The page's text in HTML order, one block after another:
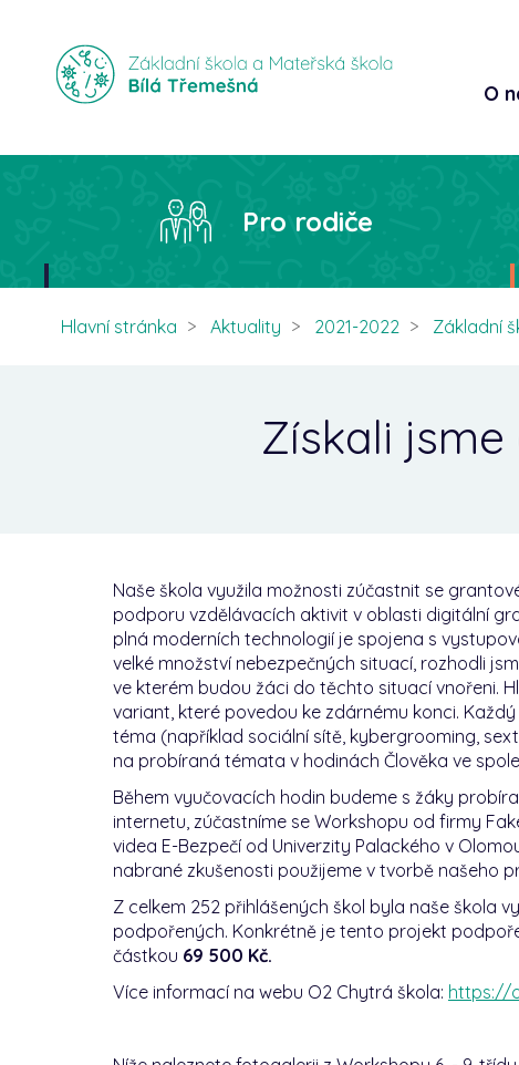
O
Pro rodiče
Hlavní stránka Aktuality 2021-2022 Základní
Získali
Naše škola využila možnosti zúčastnit se
podporu vzdělávacích aktivit v oblasti digitální
plná moderních technologií je spojena s
velké množství nebezpečných situací, rozhodli
ve kterém budou žáci do těchto situací vnořeni.
variant, které povedou ke zdárnému konci.
téma (například sociální sítě, kybergrooming,
na probíraná témata v hodinách Člověka ve
Během vyučovacích hodin budeme s žáky
internetu, zúčastníme se Workshopu od firmy
videa E-Bezpečí od Univerzity Palackého v
nabrané zkušenosti použijeme v tvorbě našeho
Z celkem 252 přihlášených škol byla naše škola
podpořených. Konkrétně je tento projekt
částkou 69 500 Kč.
Více informací na webu O2 Chytrá škola: https://